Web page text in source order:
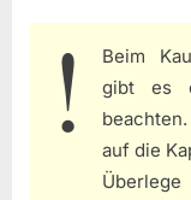
Beim
gibt es
auf die